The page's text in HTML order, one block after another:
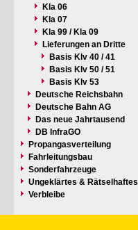
Kla 06
Kla 07
Kla 99 / Kla 09
Lieferungen an Dritte
Basis Klv 40 / 41
Basis Klv 50 / 51
Basis Klv 53
Deutsche Reichsbahn
Deutsche Bahn AG
Das neue Jahrtausend
DB InfraGO
Propangasverteilung
Fahrleitungsbau
Sonderfahrzeuge
Ungeklärtes & Rätselhaftes
Verbleibe